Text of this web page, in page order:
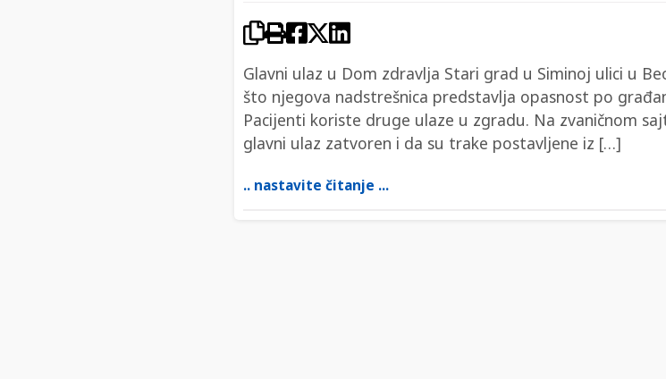
Glavni ulaz u Dom zdravlja Stari grad u Siminoj ulici u
što njegova nadstrešnica predstavlja opasnost po
Pacijenti koriste druge ulaze u zgradu. Na zvaničnom
glavni ulaz zatvoren i da su trake postavljene iz […]
.. nastavite čitanje ...